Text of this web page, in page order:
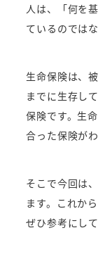
人は、「何を
ているのでは
生命保険は、
までに生存し
保険です。生
合った保険が
そこで今回は
ます。これか
ぜひ参考にして